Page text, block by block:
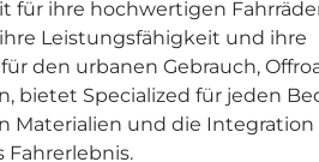
für ihre hochwertigen
Leistungsfähigkeit und ihre
den urbanen Gebrauch,
bietet Specialized für jeden
Materialien und die Integration
Fahrerlebnis.